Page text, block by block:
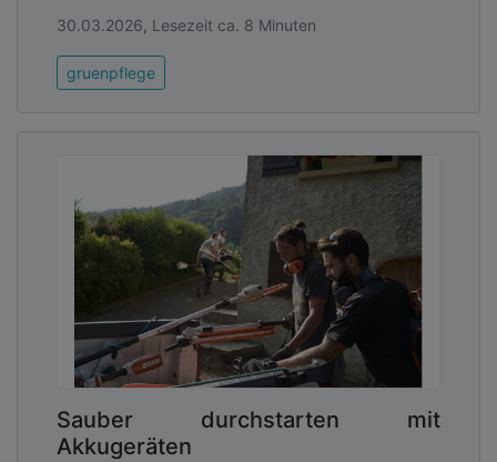
30.03.2026, Lesezeit ca. 8 Minuten
gruenpflege
Sauber durchstarten mit
Akkugeräten